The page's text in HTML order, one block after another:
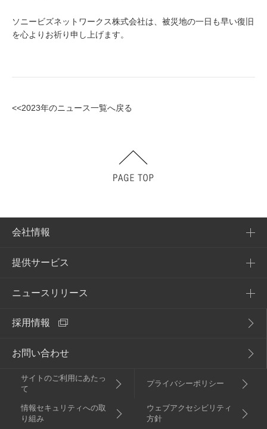
ソニービズネットワークス株式会社は、被災地の一日も早い復旧
を心よりお祈り申し上げます。
<<2023年のニュース一覧へ戻る
会社情報
会社概要
企業理念
アクセス
電子公告・決算公告
提供サービス
提供サービス一覧
NURO Biz
Enly
ニュースリリース
2026年
2025年
2024年
2023年
採用情報
お問い合わせ
サイトのご利用にあたっ
て
プライバシーポリシー
情報セキュリティへの取
り組み
ウェブアクセシビリティ
方針